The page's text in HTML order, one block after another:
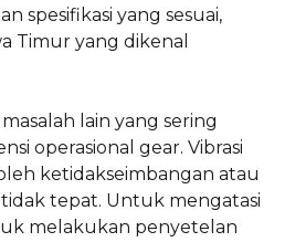
spesifikasi yang sesuai,
Timur yang dikenal
lain yang sering
operasional gear. Vibrasi
ketidakseimbangan atau
tepat. Untuk mengatasi
melakukan penyetelan